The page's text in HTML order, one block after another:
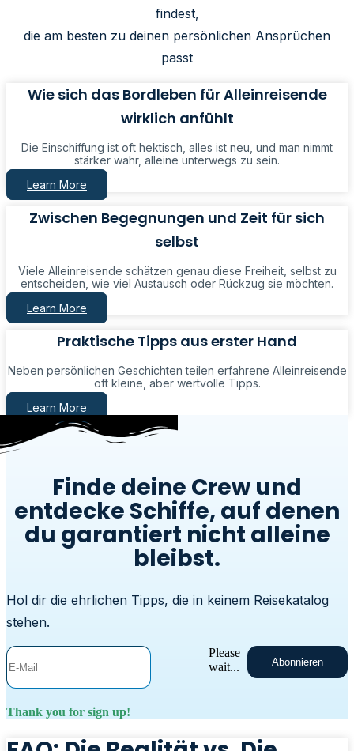
findest,
die am besten zu deinen persönlichen Ansprüchen
passt
Wie sich das Bordleben für Alleinreisende
wirklich anfühlt
Die Einschiffung ist oft hektisch, alles ist neu, und man nimmt
stärker wahr, alleine unterwegs zu sein.
Learn More
Zwischen Begegnungen und Zeit für sich
selbst
Viele Alleinreisende schätzen genau diese Freiheit, selbst zu
entscheiden, wie viel Austausch oder Rückzug sie möchten.
Learn More
Praktische Tipps aus erster Hand
Neben persönlichen Geschichten teilen erfahrene Alleinreisende
oft kleine, aber wertvolle Tipps.
Learn More
Finde deine Crew und
entdecke Schiffe, auf denen
du garantiert nicht alleine
bleibst.
Hol dir die ehrlichen Tipps, die in keinem Reisekatalog
stehen.
Please
wait...
Abonnieren
Thank you for sign up!